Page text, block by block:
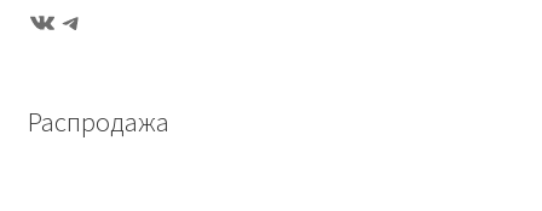
ВКонтакте
Telegram
Распродажа